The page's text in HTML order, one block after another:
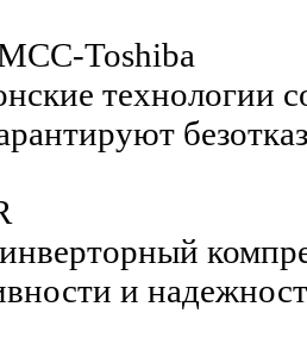
Toshiba
технологии
и